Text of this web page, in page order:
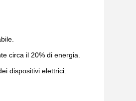
circa il 20% di energia.
dispositivi elettrici.